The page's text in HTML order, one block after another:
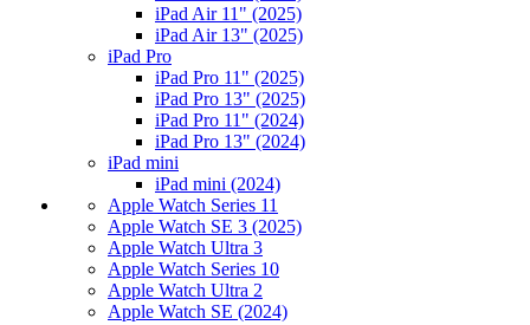
iPad Air 11" (2025)
iPad Air 13" (2025)
iPad Pro
iPad Pro 11" (2025)
iPad Pro 13" (2025)
iPad Pro 11" (2024)
iPad Pro 13" (2024)
iPad mini
iPad mini (2024)
Apple Watch Series 11
Apple Watch SE 3 (2025)
Apple Watch Ultra 3
Apple Watch Series 10
Apple Watch Ultra 2
Apple Watch SE (2024)